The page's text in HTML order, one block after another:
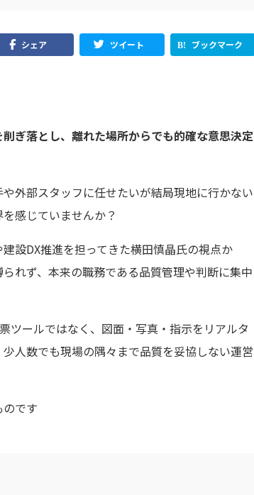
シェア ツイート ブックマーク
ぎ落とし、離れた場所からでも的確な意思決定
外部スタッフに任せたいが結局現地に行かない
感じていませんか？
設DX推進を担ってきた横田慎晶氏の視点か
れず、本来の職務である品質管理や判断に集中
ツールではなく、図面・写真・指示をリアルタ
人数でも現場の隅々まで品質を妥協しない運営
です